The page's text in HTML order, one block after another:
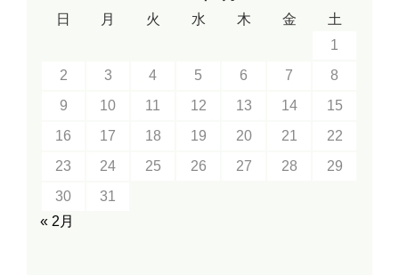
日 月 火 水 木 金
土
1
2
3 4 5 6 7
8
9
10 11 12 13 14
15
16
17 18 19 20 21
22
23
24 25 26 27 28
29
30
31
« 2月